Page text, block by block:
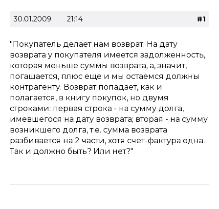
30.01.2009 21:14 #1
"Покупатель делает нам возврат. На дату
возврата у покупателя имеется задолженность,
которая меньше суммы возврата, а, значит,
погашается, плюс еще и мы остаемся должны
контрагенту. Возврат попадает, как и
полагается, в книгу покупок, но двумя
строками: первая строка - на сумму долга,
имевшегося на дату возврата; вторая - на сумму
возникшего долга, т.е. сумма возврата
разбивается на 2 части, хотя счет-фактура одна.
Так и должно быть? Или нет?"